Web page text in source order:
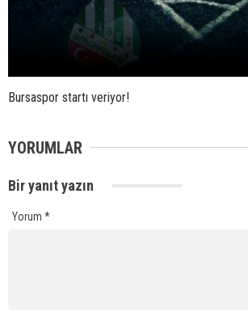
Bursaspor startı veriyor!
YORUMLAR
Bir yanıt yazın
Yorum *